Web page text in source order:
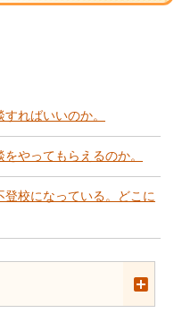
ればいいのか。
やってもらえるのか。
校になっている。どこに